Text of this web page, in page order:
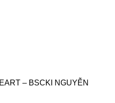
– BSCKI NGUYỄN